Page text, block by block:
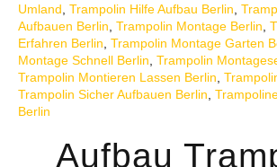
Umland Trampolin Hilfe Aufbau Berlin
Aufbauen Berlin Trampolin Montage Berlin
Erfahren Berlin Trampolin Montage Garten
Montage Schnell Berlin Trampolin
Trampolin Montieren Lassen Berlin
Trampolin Sicher Aufbauen Berlin
Berlin
Aufbau